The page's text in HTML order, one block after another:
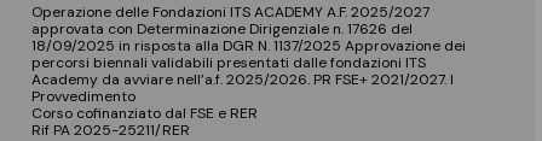
Operazione delle Fondazioni ITS ACADEMY A.F. 2025/2027
approvata con Determinazione Dirigenziale n. 17626 del
18/09/2025 in risposta alla DGR N. 1137/2025 Approvazione dei
percorsi biennali validabili presentati dalle fondazioni ITS
Academy da avviare nell’a.f. 2025/2026. PR FSE+ 2021/2027. I
Provvedimento
Corso cofinanziato dal FSE e RER
Rif PA 2025-25211/RER